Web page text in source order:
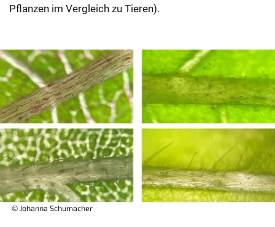
Pflanzen im Vergleich zu Tieren).
© Johanna Schumacher